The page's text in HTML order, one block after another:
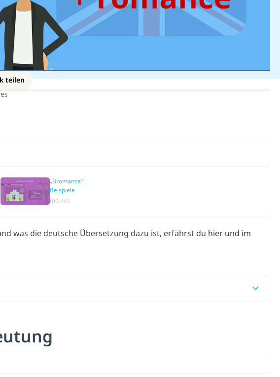
teilen
„Bromance“
Beispiele
(00:46)
was die deutsche Übersetzung dazu ist, erfährst du hier und im